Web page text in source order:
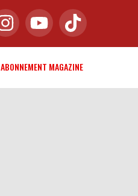
ABONNEMENT MAGAZINE